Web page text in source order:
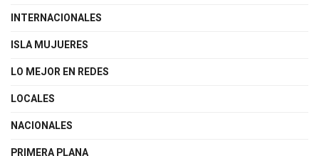
INTERNACIONALES
ISLA MUJUERES
LO MEJOR EN REDES
LOCALES
NACIONALES